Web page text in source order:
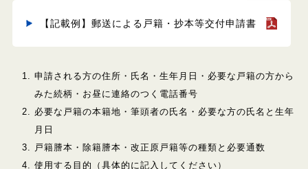
【記載例】郵送による戸籍・抄本等交付申請書
申請される方の住所・氏名・生年月日・必要な戸籍の方から
みた続柄・お昼に連絡のつく電話番号
必要な戸籍の本籍地・筆頭者の氏名・必要な方の氏名と生年
月日
戸籍謄本・除籍謄本・改正原戸籍等の種類と必要通数
使用する目的（具体的に記入してください）